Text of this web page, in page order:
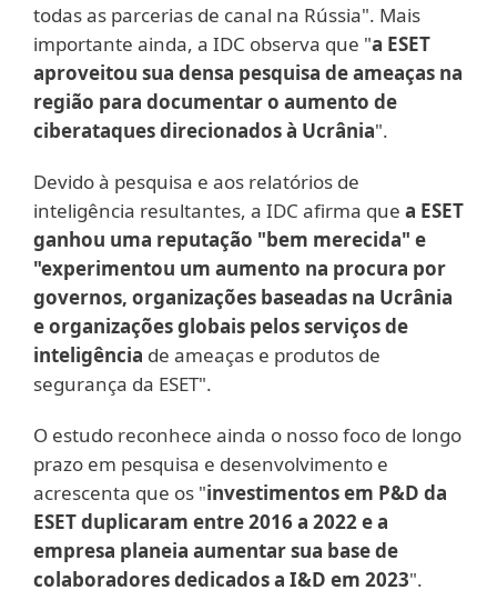
todas as parcerias de canal na Rússia". Mais
importante ainda, a IDC observa que "a ESET
aproveitou sua densa pesquisa de ameaças na
região para documentar o aumento de
ciberataques direcionados à Ucrânia".
Devido à pesquisa e aos relatórios de
inteligência resultantes, a IDC afirma que a ESET
ganhou uma reputação "bem merecida" e
"experimentou um aumento na procura por
governos, organizações baseadas na Ucrânia
e organizações globais pelos serviços de
inteligência de ameaças e produtos de
segurança da ESET".
O estudo reconhece ainda o nosso foco de longo
prazo em pesquisa e desenvolvimento e
acrescenta que os "investimentos em P&D da
ESET duplicaram entre 2016 a 2022 e a
empresa planeia aumentar sua base de
colaboradores dedicados a I&D em 2023".